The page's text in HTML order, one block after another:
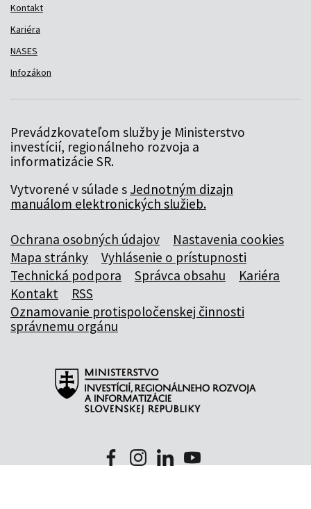
Kontakt
Kariéra
NASES
Infozákon
Prevádzkovateľom služby je Ministerstvo
investícií, regionálneho rozvoja a
informatizácie SR.
Vytvorené v súlade s Jednotným dizajn
manuálom elektronických služieb.
Ochrana osobných údajov
Nastavenia cookies
Mapa stránky
Vyhlásenie o prístupnosti
Technická podpora
Správca obsahu
Kariéra
Kontakt
RSS
Oznamovanie protispoločenskej činnosti
správnemu orgánu